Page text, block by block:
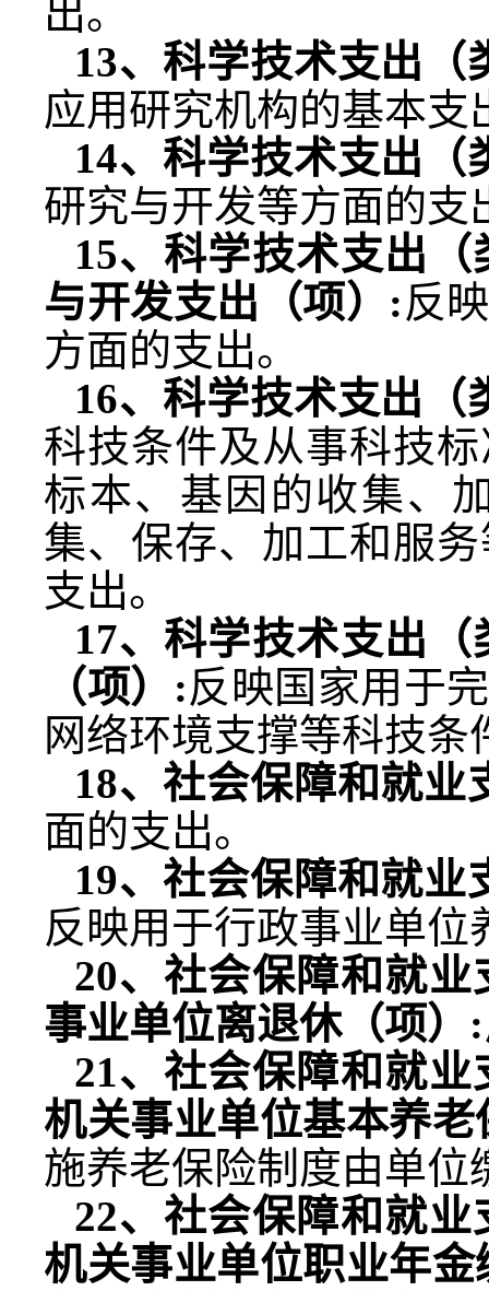
出。
13、科学技术支出（
应用研究机构的基本支
14、科学技术支出（
研究与开发等方面的支
15、科学技术支出
与开发支出（项） :反
方面的支出。
16、科学技术支出（
科技条件及从事科技
标本、基因的收集、
集、保存、加工和服
支出。
17、科学技术支出
（项） :反映国家用于
网络环境支撑等科技条
18、社会保障和就业
面的支出。
19、社会保障和就业
反映用于行政事业单位
20、社会保障和就
事业单位离退休（项） :
21、社会保障和就
机关事业单位基本养
施养老保险制度由单位
22、社会保障和就
机关事业单位职业年